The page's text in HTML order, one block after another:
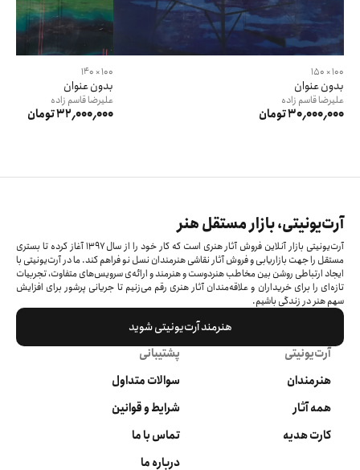
100 × 150
بدون عنوان
علیرضاقاسم زاده
30٬000٬000 تومان
100 × 140
بدون عنوان
علیرضاقاسم زاده
32٬000٬000 تومان
آرت‌یونیتی، بازار مستقل هنر
آرت‌یونیتی بازار آنلاین فروش آثار هنری است که کار خود را از سال ۱۳۹۷ آغاز کرده‌ تا بستری
مستقل را جهت بازاریابی و فروش آثار نقاشی هنرمندان نسل نو فراهم کند. ما در آرت‌یونیتی با
ایجاد ارتباطی روشن بین مخاطب هنردوست و هنرمند و ارائه‌ی سرویس‌های متفاوت، تجربیات
تازه‌ای را برای خریداران و علاقه‌مندان آثار هنری رقم می‌زنیم تا جریانی پرشور برای افزایش
سهم هنر در زندگی باشیم.
هنرمند آرت‌یونیتی شوید
آرت‌یونیتی
هنرمندان
همه آثار
کارت هدیه
پشتیبانی
سوالات متداول
شرایط و قوانین
تماس با ما
درباره ما